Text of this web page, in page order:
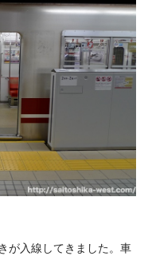
が入線してきました。車